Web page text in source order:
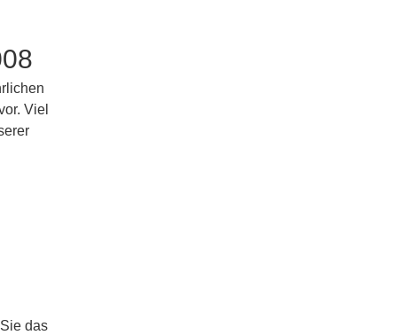
Viel
das